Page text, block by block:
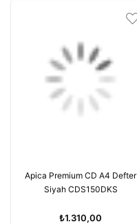
Apica Premium CD A4 Defter
Siyah CDS150DKS
₺1.310,00